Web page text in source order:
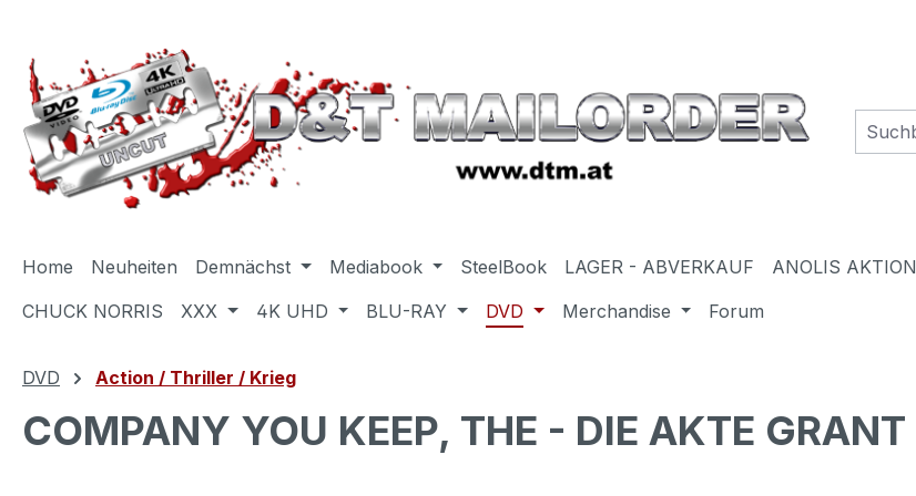
Home Neuheiten Demnächst Mediabook SteelBook LAGER - ABVERKAUF ANOLIS AKTION
CHUCK NORRIS
XXX 4K UHD BLU-RAY DVD Merchandise Forum
DVD Action / Thriller / Krieg
COMPANY YOU KEEP, THE - DIE AKTE GRANT